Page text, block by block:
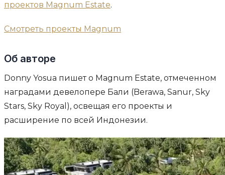
проектов Magnum Estate.
Смотреть проекты Magnum
Об авторе
Donny Yosua пишет о Magnum Estate, отмеченном
наградами девелопере Бали (Berawa, Sanur, Sky
Stars, Sky Royal), освещая его проекты и
расширение по всей Индонезии.